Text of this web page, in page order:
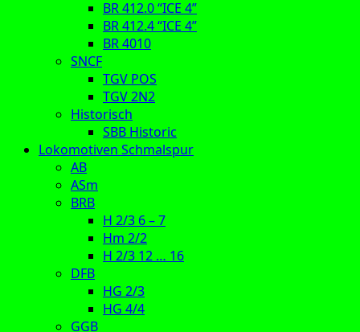
BR 412.0 “ICE 4”
BR 412.4 “ICE 4”
BR 4010
SNCF
TGV POS
TGV 2N2
Historisch
SBB Historic
Lokomotiven Schmalspur
AB
ASm
BRB
H 2/3 6 – 7
Hm 2/2
H 2/3 12 … 16
DFB
HG 2/3
HG 4/4
GGB